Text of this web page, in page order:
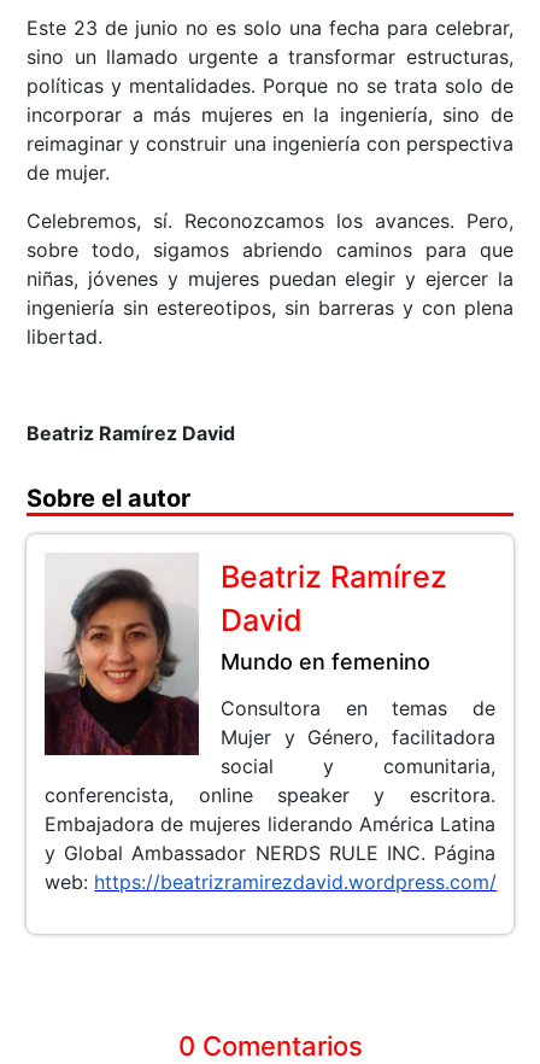
Este 23 de junio no es solo una fecha para celebrar,
sino un llamado urgente a transformar estructuras,
políticas y mentalidades. Porque no se trata solo de
incorporar a más mujeres en la ingeniería, sino de
reimaginar y construir una ingeniería con perspectiva
de mujer.
Celebremos, sí. Reconozcamos los avances. Pero,
sobre todo, sigamos abriendo caminos para que
niñas, jóvenes y mujeres puedan elegir y ejercer la
ingeniería sin estereotipos, sin barreras y con plena
libertad.
Beatriz Ramírez David
Sobre el autor
Beatriz Ramírez
David
Mundo en femenino
Consultora en temas de
Mujer y Género, facilitadora
social y comunitaria,
conferencista, online speaker y escritora.
Embajadora de mujeres liderando América Latina
y Global Ambassador NERDS RULE INC. Página
web: https://beatrizramirezdavid.wordpress.com/
0 Comentarios